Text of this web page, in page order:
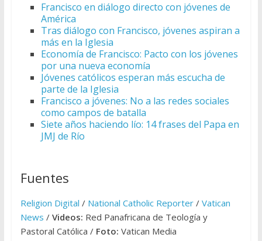
Francisco en diálogo directo con jóvenes de
América
Tras diálogo con Francisco, jóvenes aspiran a
más en la Iglesia
Economía de Francisco: Pacto con los jóvenes
por una nueva economía
Jóvenes católicos esperan más escucha de
parte de la Iglesia
Francisco a jóvenes: No a las redes sociales
como campos de batalla
Siete años haciendo lío: 14 frases del Papa en
JMJ de Río
Fuentes
Religion Digital / National Catholic Reporter/ Vatican
News / Videos: Red Panafricana de Teología y
Pastoral Católica / Foto: Vatican Media